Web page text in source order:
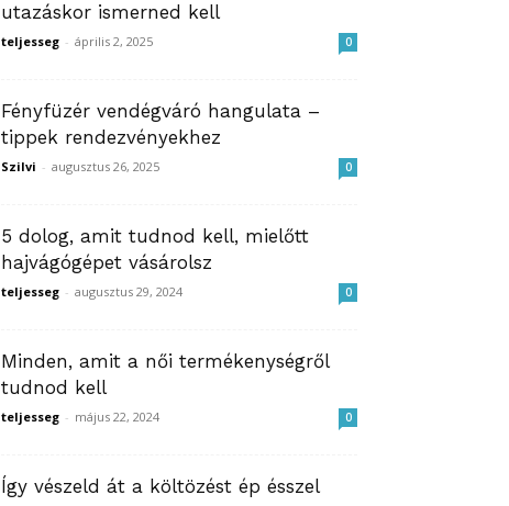
utazáskor ismerned kell
teljesseg - április 2, 2025 0
Fényfüzér vendégváró hangulata –
tippek rendezvényekhez
Szilvi - augusztus 26, 2025 0
5 dolog, amit tudnod kell, mielőtt
hajvágógépet vásárolsz
teljesseg - augusztus 29, 2024 0
Minden, amit a női termékenységről
tudnod kell
teljesseg - május 22, 2024 0
Így vészeld át a költözést ép ésszel